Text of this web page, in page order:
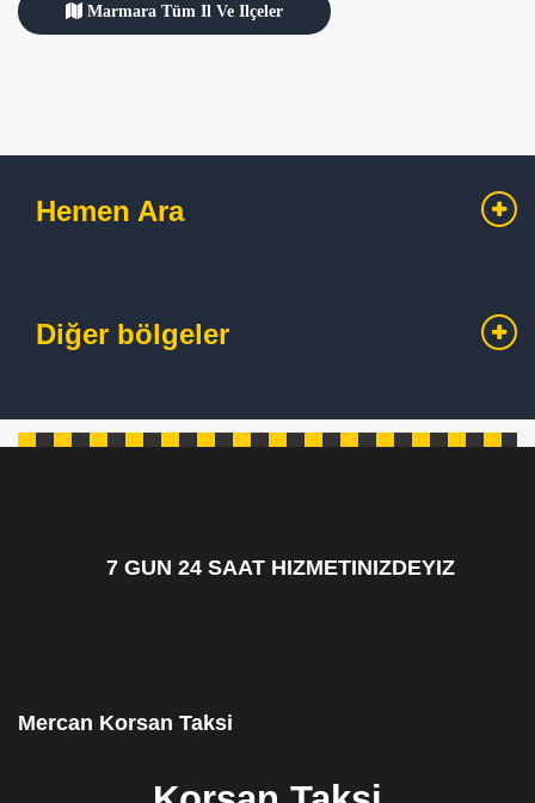
Marmara Tüm Il Ve Ilçeler
Hemen Ara
Diğer bölgeler
7 GUN 24 SAAT HIZMETINIZDEYIZ
7/24 CAGRI HATTIMIZ 05349795098
Mercan Korsan Taksi